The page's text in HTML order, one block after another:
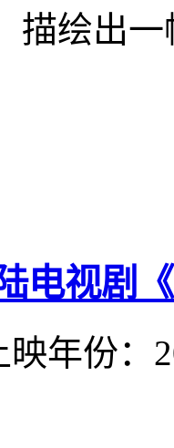
描绘出
电视剧
映年份：